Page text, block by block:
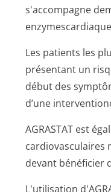
s'accompagne
Les patients les
présentant un
début des
d’une
AGRASTAT est
cardiovasculaires
devant bénéficier
L'utilisation